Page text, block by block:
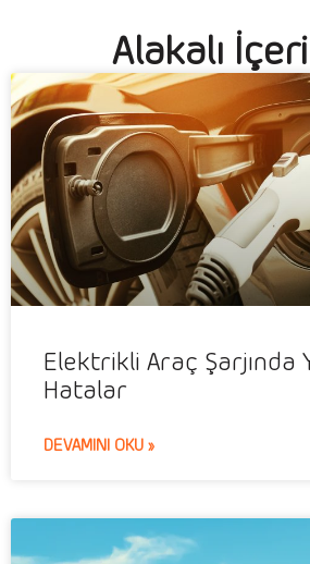
Alakalı
Elektrikli Araç Şarjında
Hatalar
DEVAMINI OKU »